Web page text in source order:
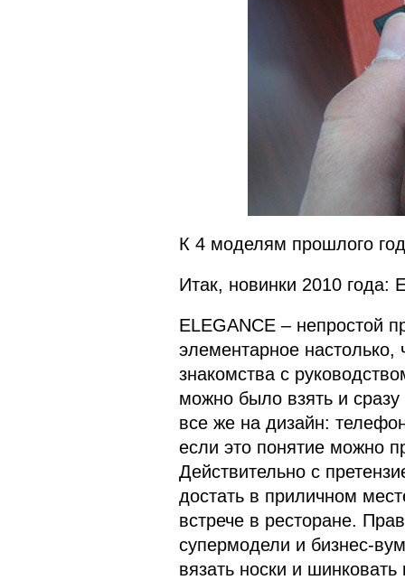
К 4 моделям прошлого
Итак, новинки 2010 года:
ELEGANCE – непростой
элементарное настолько,
знакомства с
можно было взять и
все же на дизайн:
если это понятие можно
Действительно с
достать в приличном
встрече в ресторане.
супермодели и бизнес-
вязать носки и